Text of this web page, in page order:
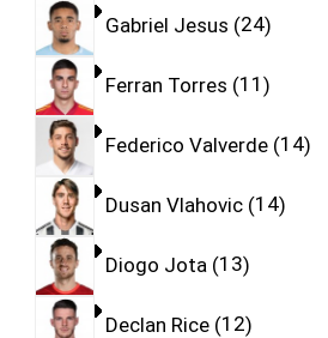
Gabriel Jesus 24
Ferran Torres 11
Federico Valverde 14
Dusan Vlahovic 14
Diogo Jota 13
Declan Rice 12